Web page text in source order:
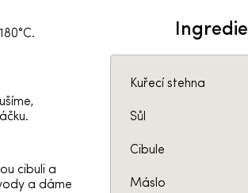
Kuřecí stehna
Sůl
Cibule
Máslo
cibuli a
a dáme